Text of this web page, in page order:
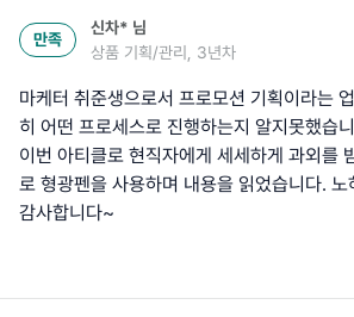
만족
신차* 님
상품 기획/관리, 3년차
마케터 취준생으로서 프로모션 기획이라는
히 어떤 프로세스로 진행하는지 알지못했습
이번 아티클로 현직자에게 세세하게 과외를
로 형광펜을 사용하며 내용을 읽었습니다. 노
감사합니다~